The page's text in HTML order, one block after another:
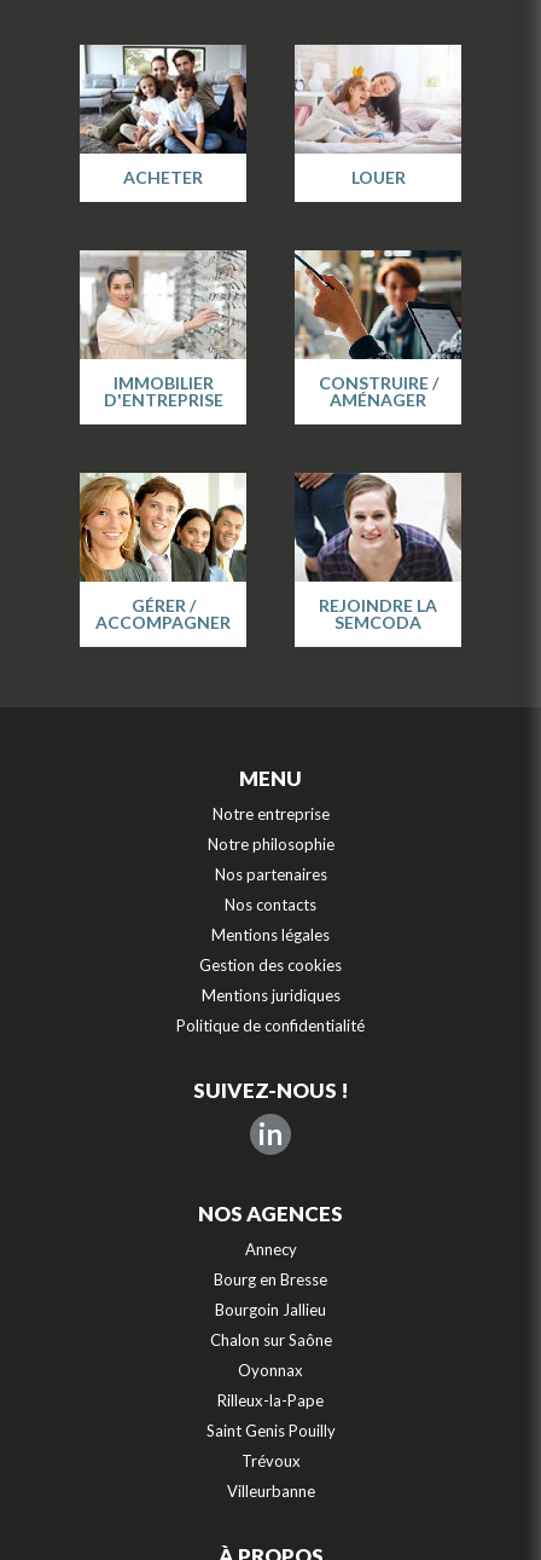
ACHETER LOUER
IMMOBILIER
D'ENTREPRISE
CONSTRUIRE /
AMÉNAGER
GÉRER /
ACCOMPAGNER
REJOINDRE LA
SEMCODA
MENU
Notre entreprise
Notre philosophie
Nos partenaires
Nos contacts
Mentions légales
Gestion des cookies
Mentions juridiques
Politique de confidentialité
SUIVEZ-NOUS !
in
NOS AGENCES
Annecy
Bourg en Bresse
Bourgoin Jallieu
Chalon sur Saône
Oyonnax
Rilleux-la-Pape
Saint Genis Pouilly
Trévoux
Villeurbanne